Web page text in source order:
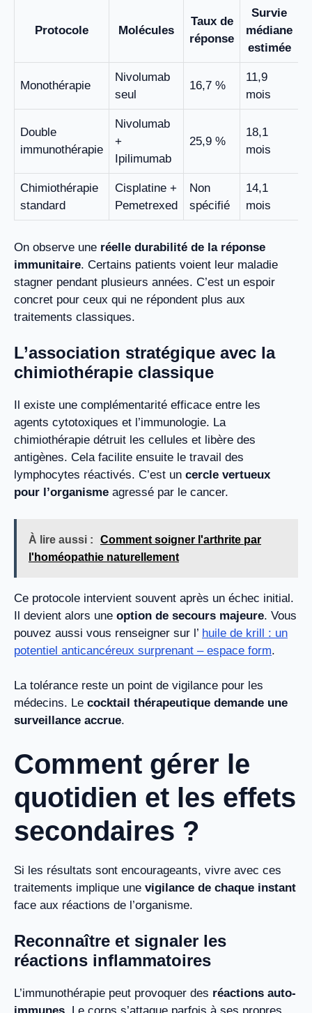
Protocole Molécules
Taux de
réponse
Survie
médiane
estimée
Monothérapie
Nivolumab
seul
16,7 %
11,9
mois
Double
immunothérapie
Nivolumab
+
Ipilimumab
25,9 %
18,1
mois
Chimiothérapie
standard
Cisplatine +
Pemetrexed
Non
spécifié
14,1
mois
On observe une réelle durabilité de la réponse
immunitaire. Certains patients voient leur maladie
stagner pendant plusieurs années. C’est un espoir
concret pour ceux qui ne répondent plus aux
traitements classiques.
L’association stratégique avec la
chimiothérapie classique
Il existe une complémentarité efficace entre les
agents cytotoxiques et l’immunologie. La
chimiothérapie détruit les cellules et libère des
antigènes. Cela facilite ensuite le travail des
lymphocytes réactivés. C’est un cercle vertueux
pour l’organisme agressé par le cancer.
À lire aussi :
Comment soigner l'arthrite par
l'homéopathie naturellement
Ce protocole intervient souvent après un échec initial.
Il devient alors une option de secours majeure. Vous
pouvez aussi vous renseigner sur l’ huile de krill : un
potentiel anticancéreux surprenant – espace form.
La tolérance reste un point de vigilance pour les
médecins. Le cocktail thérapeutique demande une
surveillance accrue.
Comment gérer le
quotidien et les effets
secondaires ?
Si les résultats sont encourageants, vivre avec ces
traitements implique une vigilance de chaque instant
face aux réactions de l’organisme.
Reconnaître et signaler les
réactions inflammatoires
L’immunothérapie peut provoquer des réactions auto-